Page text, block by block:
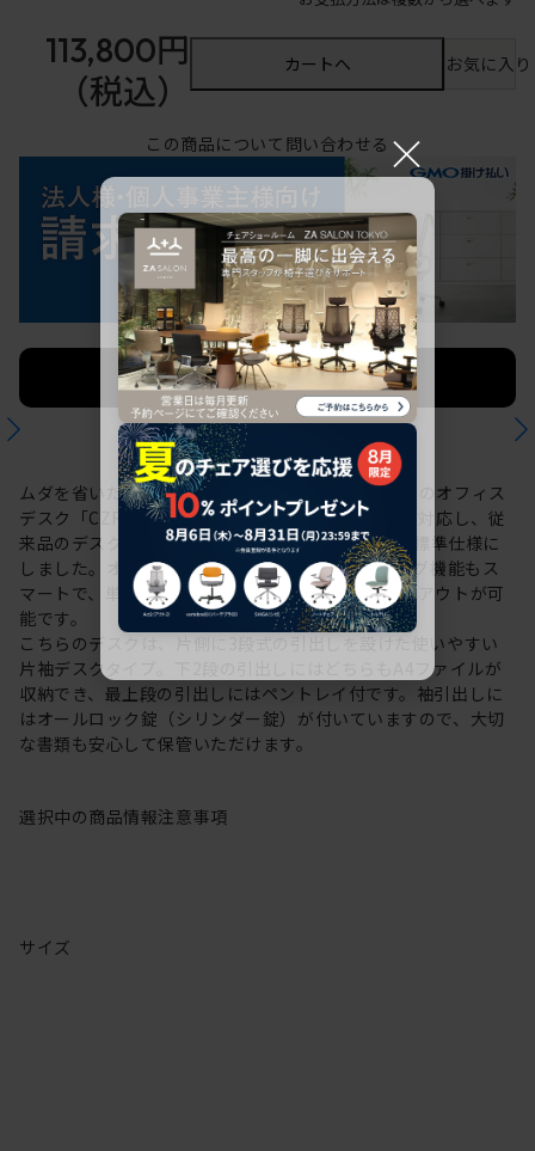
113,800円
（税込）
カートへ お気に入
この商品について問い合わせる
法人限定 お見積り
ご希望に応じて承ります。
ムダを省いた、シンプルで研ぎ澄まされたデザインのオフィス
デスク「CZR」シリーズ。現代日本人の体型変化に対応し、従
来品のデスク高さに20mmプラスしたH720mmを標準仕様に
しました。オフィスのICT化を支援するケーブリング機能もス
マートで、単体でも島型でも自由度の高い配線レイアウトが可
能です。
こちらのデスクは、片側に3段式の引出しを設けた使いやすい
片袖デスクタイプ。下2段の引出しにはどちらもA4ファイルが
収納でき、最上段の引出しにはペントレイ付です。袖引出しに
はオールロック錠（シリンダー錠）が付いていますので、大切
な書類も安心して保管いただけます。
選択中の商品情報注意事項
サイズ
×